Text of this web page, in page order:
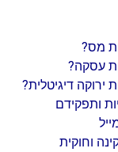
מס?
עסקה?
ירוקה דיגיטלית?
ותפקידם
וחוקית